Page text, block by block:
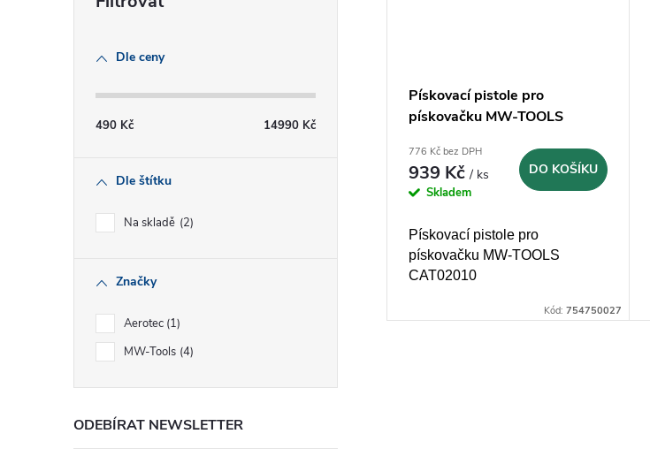
Dle ceny
490 Kč 14990 Kč
Dle štítku
Na skladě 2
Značky
Aerotec 1
MW-Tools 4
ODEBÍRAT NEWSLETTER
Pískovací pistole pro
pískovačku MW-TOOLS
776 Kč bez DPH
939 Kč/ ks
Skladem
DO KOŠÍKU
Pískovací pistole pro
pískovačku MW-TOOLS
CAT02010
Kód:754750027